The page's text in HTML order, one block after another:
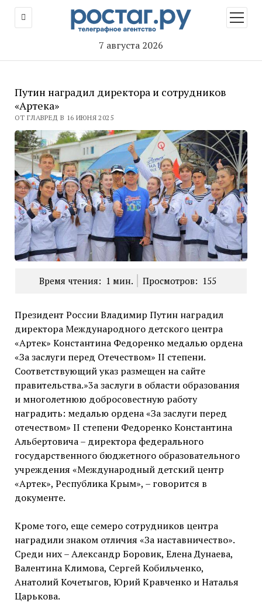
7 августа 2026
меню
Путин наградил директора и сотрудников
«Артека»
ОТ ГЛАВРЕД В 16 ИЮНЯ 2025
Время чтения: 1 мин. Просмотров: 155
Президент России Владимир Путин наградил
директора Международного детского центра
«Артек» Константина Федоренко медалью ордена
«За заслуги перед Отечеством» II степени.
Соответствующий указ размещен на сайте
правительства.»3а заслуги в области образования
и многолетнюю добросовестную работу
наградить: медалью ордена «За заслуги перед
отечеством» ІІ степени Федоренко Константина
Альбертовича – директора федерального
государственного бюджетного образовательного
учреждения «Международный детский центр
«Артек», Республика Крым», – говорится в
документе.
Кроме того, еще семеро сотрудников центра
наградили знаком отличия «За наставничество».
Среди них – Александр Боровик, Елена Дунаева,
Валентина Климова, Сергей Кобильченко,
Анатолий Кочетыгов, Юрий Кравченко и Наталья
Царькова.